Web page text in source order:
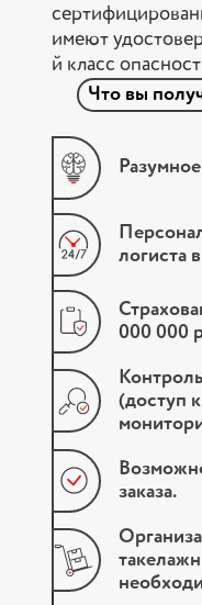
имеют
й класс
Что вы
логиста
000 000
(доступ
заказа.